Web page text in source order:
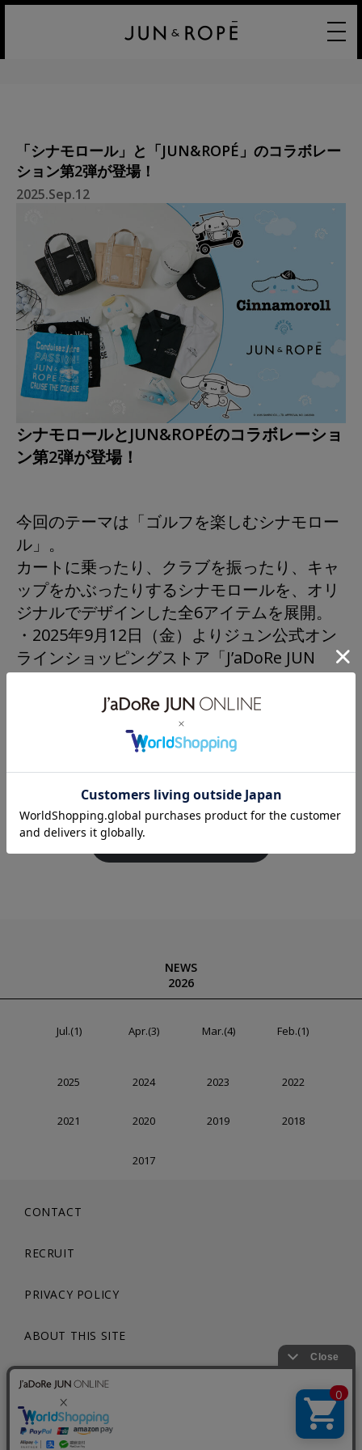
「シナモロール」と「JUN&ROPÉ」のコラボレー
ション第2弾が登場！
2025.Sep.12
シナモロールとJUN&ROPÉのコラボレーショ
ン第2弾が登場！
今回のテーマは「ゴルフを楽しむシナモロー
ル」。
カートに乗ったり、クラブを振ったり、キャ
ップをかぶったりするシナモロールを、オリ
ジナルでデザインした全6アイテムを展開。
・2025年9月12日（金）よりジュン公式オン
ラインショッピングストア「J’aDoRe JUN
にて先行予約を開始。
・2025年10月3日（金）より直営店舗（一部
店舗を除く）および「J’aDoRe JUN ONLINE」
にて販売を開始いたします。
特設サイトをチェック！！
NEWS
2026
Jul.(1) Apr.(3) Mar.(4) Feb.(1)
2025 2024 2023 2022
2021 2020 2019 2018
2017
CONTACT
RECRUIT
PRIVACY POLICY
ABOUT THIS SITE